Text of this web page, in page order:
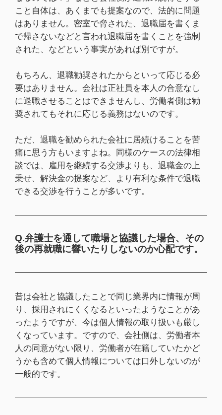
こと自体は、あくまでも提案なので、法的に問題
はありません。密室で脅された、退職届を書くま
で帰さないなどと言われ退職届を書くことを強制
された、などという事実があれば別ですが。
もちろん、退職勧奨されたからといって応じる必
要はありません。会社は正社員を本人の合意なし
に退職させることはできませんし、労働者側は勧
奨されてもそれに応じる義務はないのです。
ただ、退職を勧められた会社に居続けることを苦
痛に思う方もいますよね。同様のケースの法律相
談では、雇用を継続する交渉よりも、退職金の上
乗せ、解決金の提案など、より有利な条件で退職
できる交渉を行うことが多いです。
Q.弁護士を通して職場と協議した場合、その
後の再就職に響いたりしないのか心配です。
昔は会社と協議したことで同じ業界内に情報が周
り、採用されにくくなるといったようなことがあ
ったようですが、今は個人情報の取り扱いも厳し
くなっています。ですので、会社側は、労働者本
人の同意がない限り、労働者が在籍していたかど
うかも含めて個人情報については口外しないのが
一般的です。